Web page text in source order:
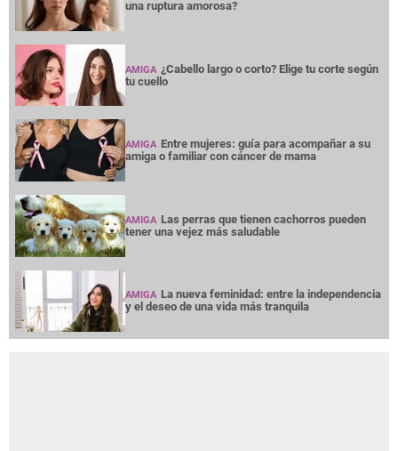
una ruptura amorosa?
AMIGA ¿Cabello largo o corto? Elige tu corte según
tu cuello
AMIGA Entre mujeres: guía para acompañar a su
amiga o familiar con cáncer de mama
AMIGA Las perras que tienen cachorros pueden
tener una vejez más saludable
AMIGA La nueva feminidad: entre la independencia
y el deseo de una vida más tranquila